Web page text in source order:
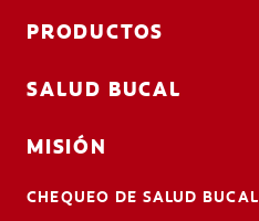
PRODUCTOS
SALUD BUCAL
MISIÓN
CHEQUEO DE SALUD BUCAL